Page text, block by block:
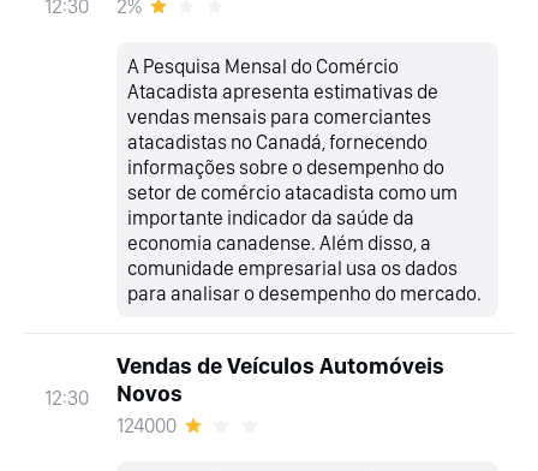
12:30 2%
A Pesquisa Mensal do Comércio
Atacadista apresenta estimativas de
vendas mensais para comerciantes
atacadistas no Canadá, fornecendo
informações sobre o desempenho do
setor de comércio atacadista como um
importante indicador da saúde da
economia canadense. Além disso, a
comunidade empresarial usa os dados
para analisar o desempenho do mercado.
12:30
Vendas de Veículos Automóveis
Novos
124000